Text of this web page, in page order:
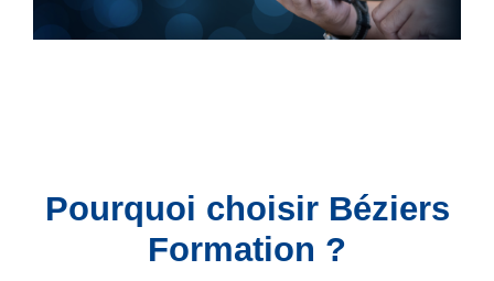
Pourquoi choisir Béziers
Formation ?